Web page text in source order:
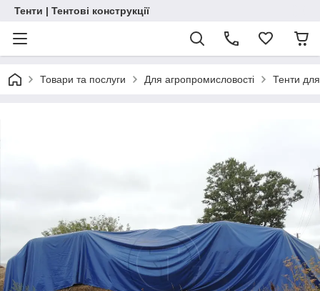
Тенти | Тентові конструкції
Товари та послуги Для агропромисловості Тенти